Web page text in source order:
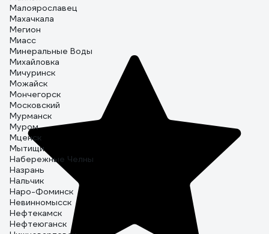
Малоярославец
Махачкала
Мегион
Миасс
Минеральные Воды
Михайловка
Мичуринск
Можайск
Мончегорск
Московский
Мурманск
Муром
Мценск
Мытищи
Набережные Челны
Назрань
Нальчик
Наро-Фоминск
Невинномысск
Нефтекамск
Нефтеюганск